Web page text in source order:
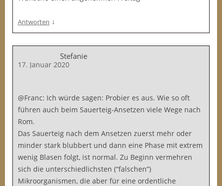
Antworten ↓
Stefanie
17. Januar 2020
@Franc: Ich würde sagen: Probier es aus. Wie so oft
führen auch beim Sauerteig-Ansetzen viele Wege nach
Rom.
Das Sauerteig nach dem Ansetzen zuerst mehr oder
minder stark blubbert und dann eine Phase mit extrem
wenig Blasen folgt, ist normal. Zu Beginn vermehren
sich die unterschiedlichsten (“falschen”)
Mikroorganismen, die aber für eine ordentliche